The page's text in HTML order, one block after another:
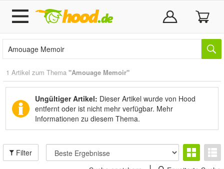
1 Artikel zum Thema "Amouage Memoir"
Ungültiger Artikel: Dieser Artikel wurde von Hood
entfernt oder ist nicht mehr verfügbar. Mehr
Informationen zu diesem Thema.
Filter